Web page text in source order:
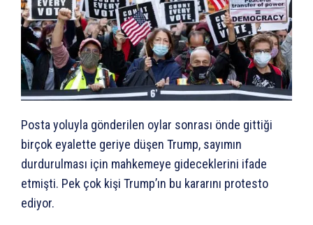
Posta yoluyla gönderilen oylar sonrası önde gittiği
birçok eyalette geriye düşen Trump, sayımın
durdurulması için mahkemeye gideceklerini ifade
etmişti. Pek çok kişi Trump’ın bu kararını protesto
ediyor.